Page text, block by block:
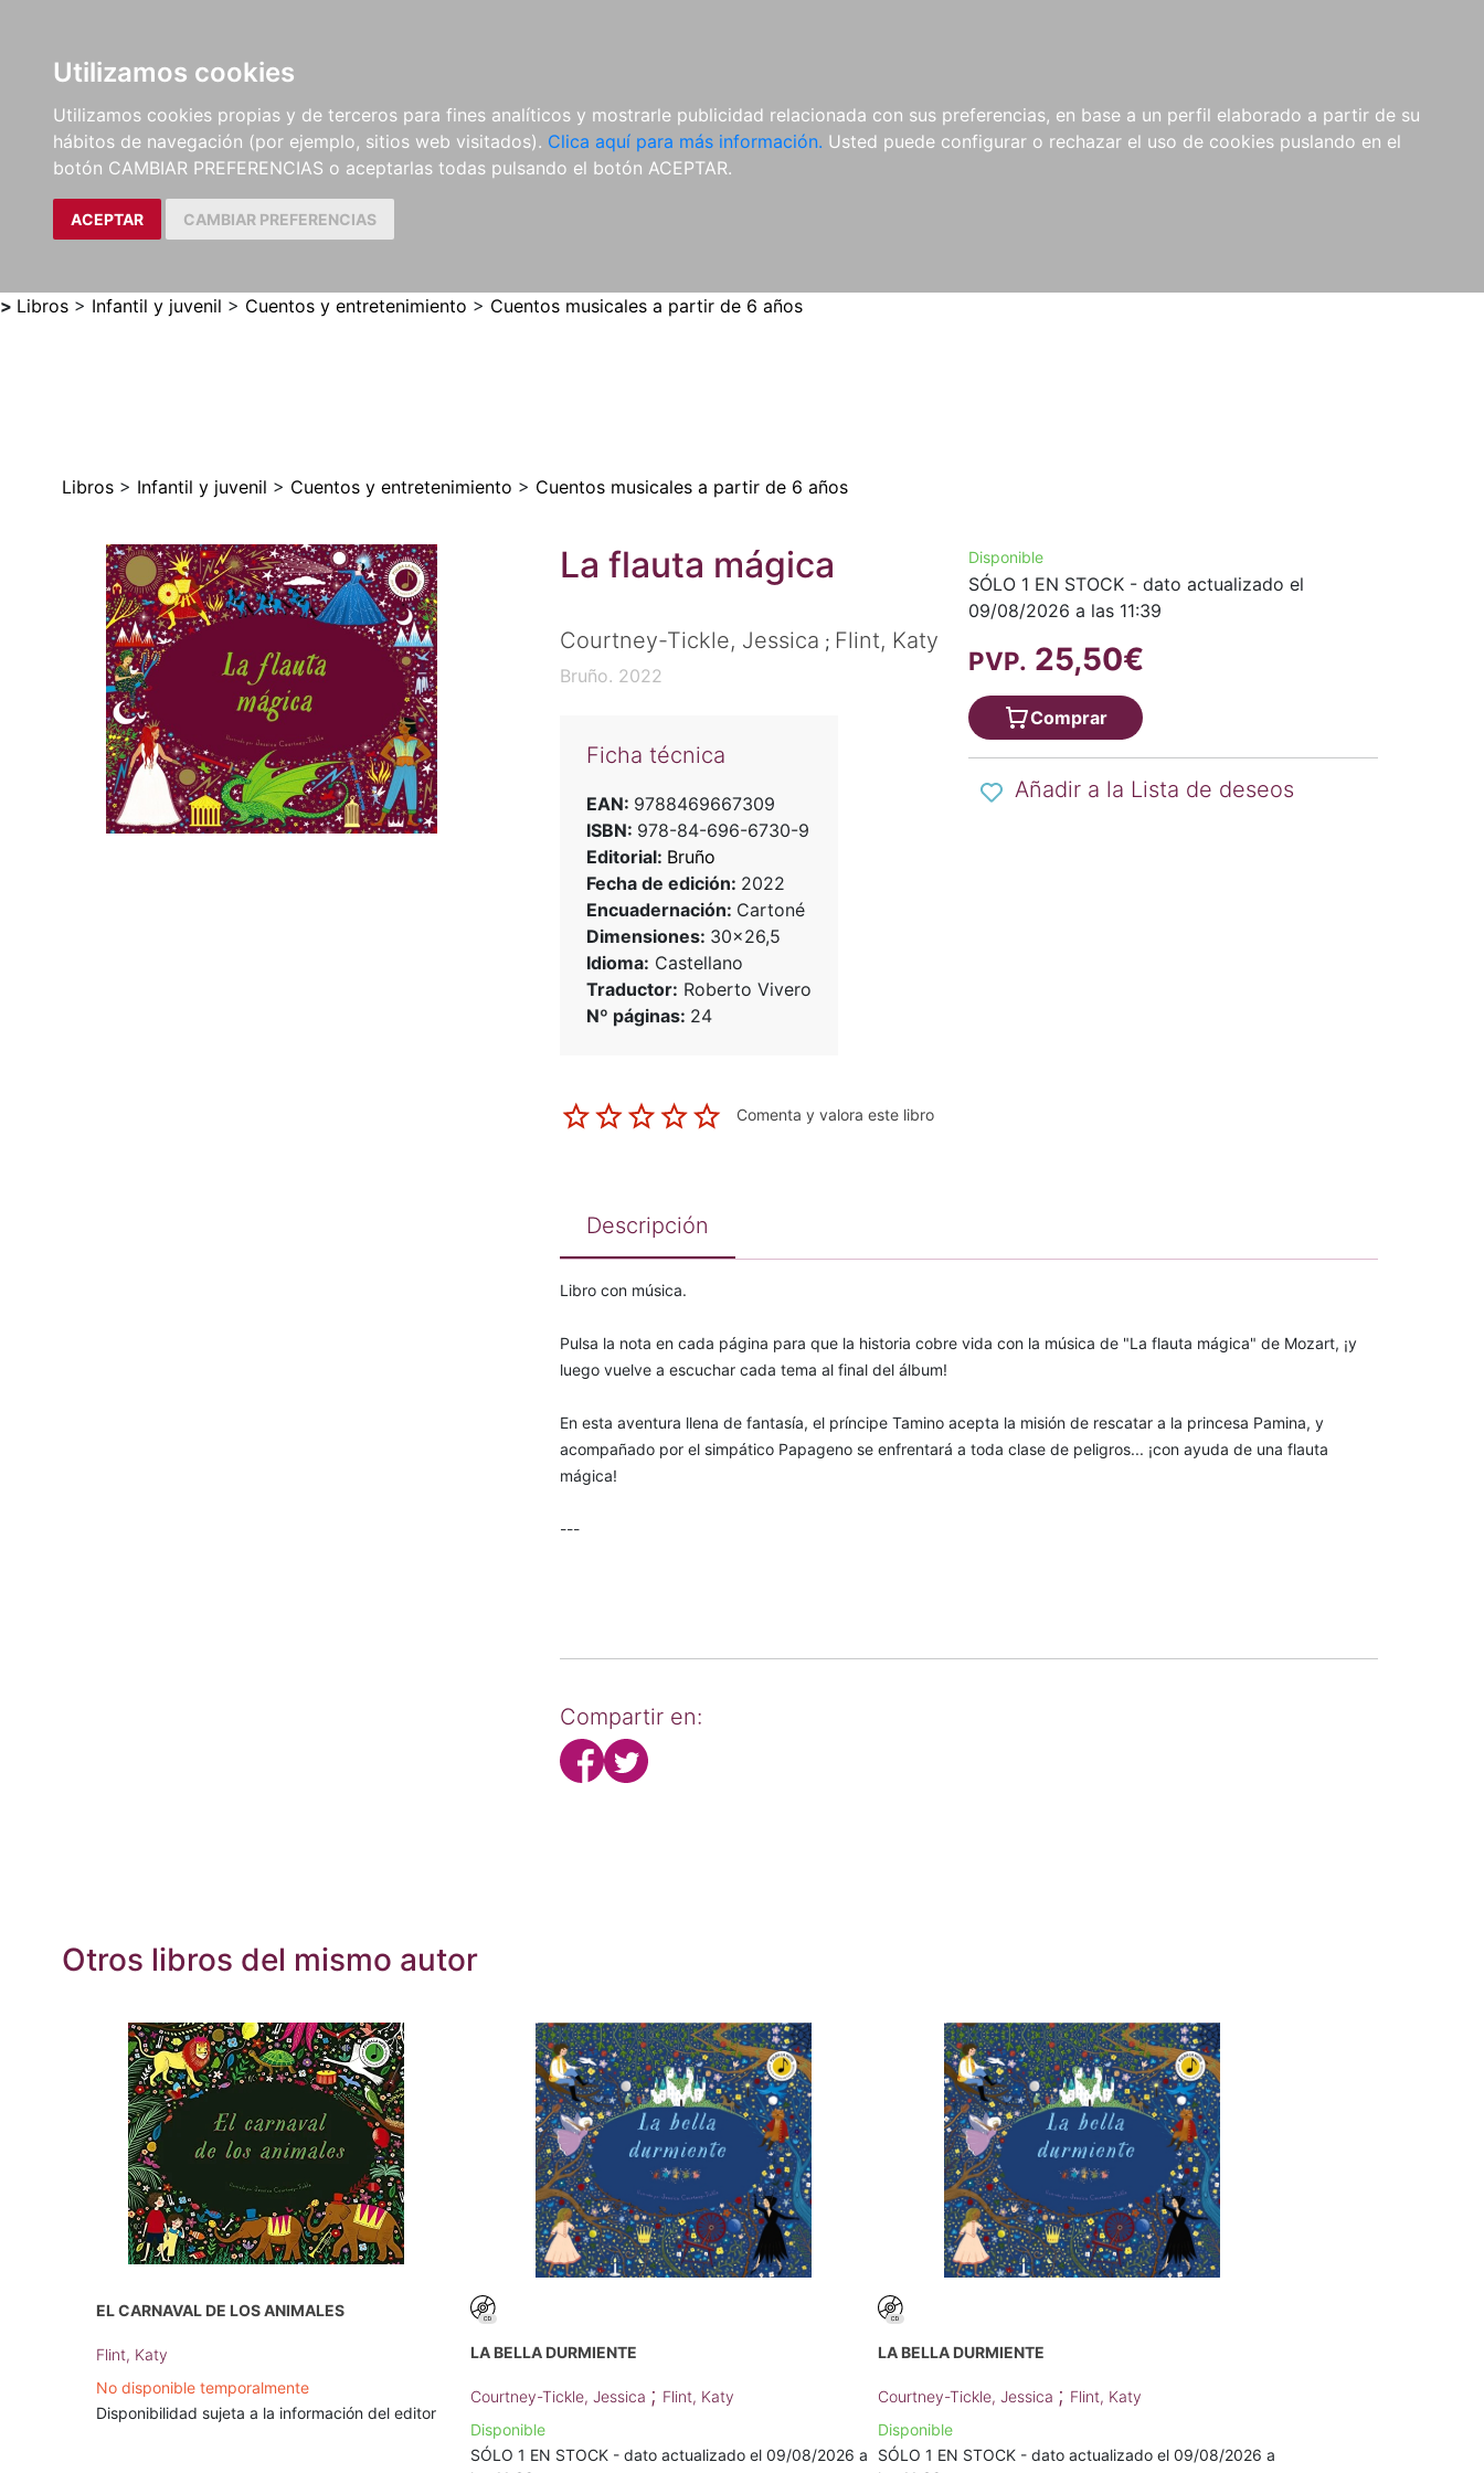
Utilizamos cookies
Utilizamos cookies propias y de terceros para fines analíticos y mostrarle publicidad relacionada con sus preferencias, en base a un perfil elaborado a partir de su
hábitos de navegación (por ejemplo, sitios web visitados). Clica aquí para más información. Usted puede configurar o rechazar el uso de cookies puslando en el
botón CAMBIAR PREFERENCIAS o aceptarlas todas pulsando el botón ACEPTAR.
ACEPTAR CAMBIAR PREFERENCIAS
LIBROS
MÉTODOS Y
EJERCICIOS
PARTITURAS Y EDICIONES
CRÍTICAS
REVISTAS
CDS Y
DVDS
MATERIAL
COMPLEMENTARIO
NOVEDADES NOTICIAS
COMPRAS
INSTITUCIONALES
> Libros > Infantil y juvenil > Cuentos y entretenimiento > Cuentos musicales a partir de 6 años
Libros > Infantil y juvenil > Cuentos y entretenimiento > Cuentos musicales a partir de 6 años
La flauta mágica
Courtney-Tickle, Jessica ; Flint, Katy
Bruño. 2022
Ficha técnica
EAN: 9788469667309
ISBN: 978-84-696-6730-9
Editorial: Bruño
Fecha de edición: 2022
Encuadernación: Cartoné
Dimensiones: 30x26,5
Idioma: Castellano
Traductor: Roberto Vivero
Nº páginas: 24
Comenta y valora este libro
Disponible
SÓLO 1 EN STOCK - dato actualizado el
09/08/2026 a las 11:39
PVP. 25,50€
Comprar
Añadir a la Lista de deseos
Descripción
Libro con música.
Pulsa la nota en cada página para que la historia cobre vida con la música de "La flauta mágica" de Mozart, ¡y
luego vuelve a escuchar cada tema al final del álbum!
En esta aventura llena de fantasía, el príncipe Tamino acepta la misión de rescatar a la princesa Pamina, y
acompañado por el simpático Papageno se enfrentará a toda clase de peligros... ¡con ayuda de una flauta
mágica!
---
Compartir en:
Otros libros del mismo autor
EL CARNAVAL DE LOS ANIMALES
Flint, Katy
No disponible temporalmente
Disponibilidad sujeta a la información del editor
LA BELLA DURMIENTE
Courtney-Tickle, Jessica ; Flint, Katy
Disponible
SÓLO 1 EN STOCK - dato actualizado el 09/08/2026 a
LA BELLA DURMIENTE
Courtney-Tickle, Jessica ; Flint, Katy
Disponible
SÓLO 1 EN STOCK - dato actualizado el 09/08/2026 a